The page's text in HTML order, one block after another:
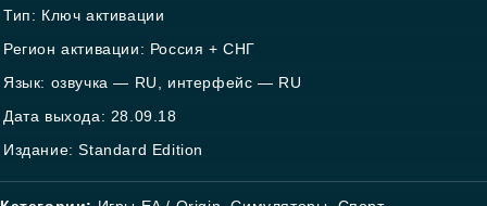
Тип: Ключ активации
Регион активации: Россия + СНГ
Язык: озвучка — RU, интерфейс — RU
Дата выхода: 28.09.18
Издание: Standard Edition